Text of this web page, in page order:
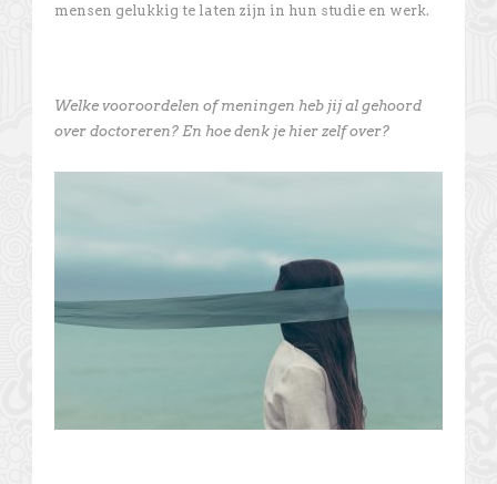
mensen gelukkig te laten zijn in hun studie en werk.
Welke vooroordelen of meningen heb jij al gehoord
over doctoreren? En hoe denk je hier zelf over?